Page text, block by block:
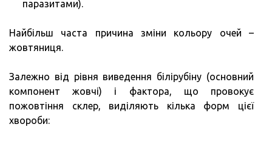
паразитами).
Найбільш часта причина зміни кольору очей –
жовтяниця.
Залежно від рівня виведення білірубіну (основний
компонент жовчі) і фактора, що провокує
пожовтіння склер, виділяють кілька форм цієї
хвороби: